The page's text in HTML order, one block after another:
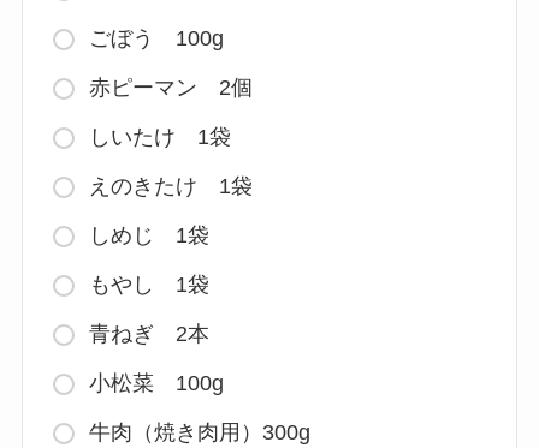
ごぼう 100g
赤ピーマン 2個
しいたけ 1袋
えのきたけ 1袋
しめじ 1袋
もやし 1袋
青ねぎ 2本
小松菜 100g
牛肉（焼き肉用）300g